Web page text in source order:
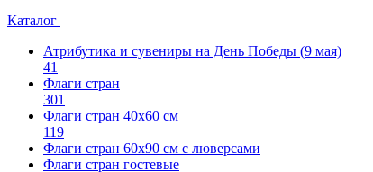
Каталог
Атрибутика и сувениры на День Победы (9 мая)
41
Флаги стран
301
Флаги стран 40х60 см
119
Флаги стран 60x90 см с люверсами
Флаги стран гостевые